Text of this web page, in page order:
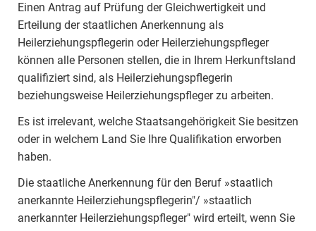
Einen Antrag auf Prüfung der Gleichwertigkeit und
Erteilung der staatlichen Anerkennung als
Heilerziehungspflegerin oder Heilerziehungspfleger
können alle Personen stellen, die in Ihrem Herkunftsland
qualifiziert sind, als Heilerziehungspflegerin
beziehungsweise Heilerziehungspfleger zu arbeiten.
Es ist irrelevant, welche Staatsangehörigkeit Sie besitzen
oder in welchem Land Sie Ihre Qualifikation erworben
haben.
Die staatliche Anerkennung für den Beruf »staatlich
anerkannte Heilerziehungspflegerin"/ »staatlich
anerkannter Heilerziehungspfleger" wird erteilt, wenn Sie